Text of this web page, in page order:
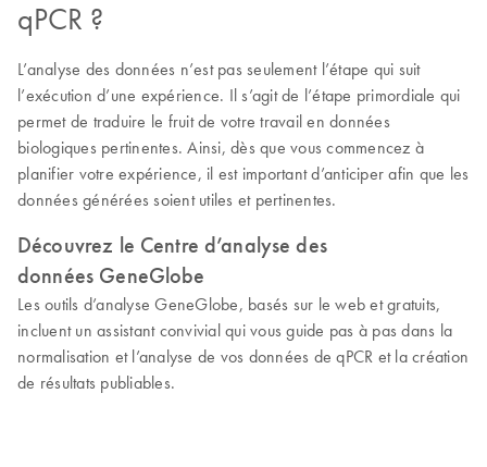
qPCR ?
L’analyse des données n’est pas seulement l’étape qui suit
l’exécution d’une expérience. Il s’agit de l’étape primordiale qui
permet de traduire le fruit de votre travail en données
biologiques pertinentes. Ainsi, dès que vous commencez à
planifier votre expérience, il est important d’anticiper afin que les
données générées soient utiles et pertinentes.
Découvrez le Centre d’analyse des
données GeneGlobe
Les outils d’analyse GeneGlobe, basés sur le web et gratuits,
incluent un assistant convivial qui vous guide pas à pas dans la
normalisation et l’analyse de vos données de qPCR et la création
de résultats publiables.